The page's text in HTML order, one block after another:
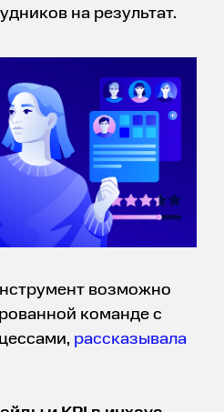
на результат.
возможно
команде с
рассказывала